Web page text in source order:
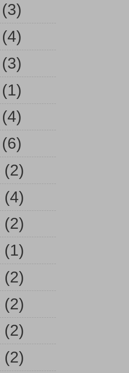
(3)
(4)
(3)
(1)
(4)
(6)
(2)
(4)
(2)
(1)
(2)
(2)
(2)
(2)